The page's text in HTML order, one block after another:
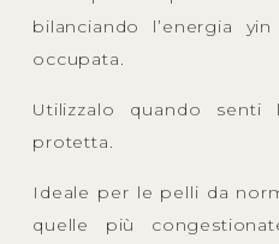
bilanciando l’energia
occupata.
Utilizzalo quando
protetta.
Ideale per le pelli da
quelle più